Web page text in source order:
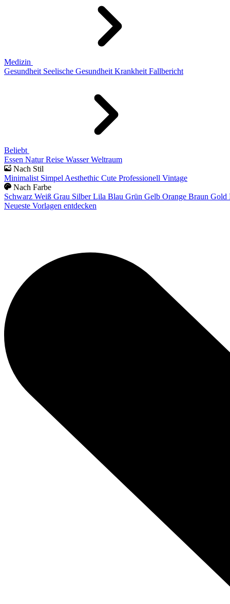
Medizin
Gesundheit Seelische Gesundheit Krankheit Fallbericht
Beliebt
Essen Natur Reise Wasser Weltraum
Nach Stil
Minimalist Simpel Aesthethic Cute Professionell Vintage
Nach Farbe
Schwarz Weiß Grau Silber Lila Blau Grün Gelb Orange Braun Gold
Neueste Vorlagen entdecken